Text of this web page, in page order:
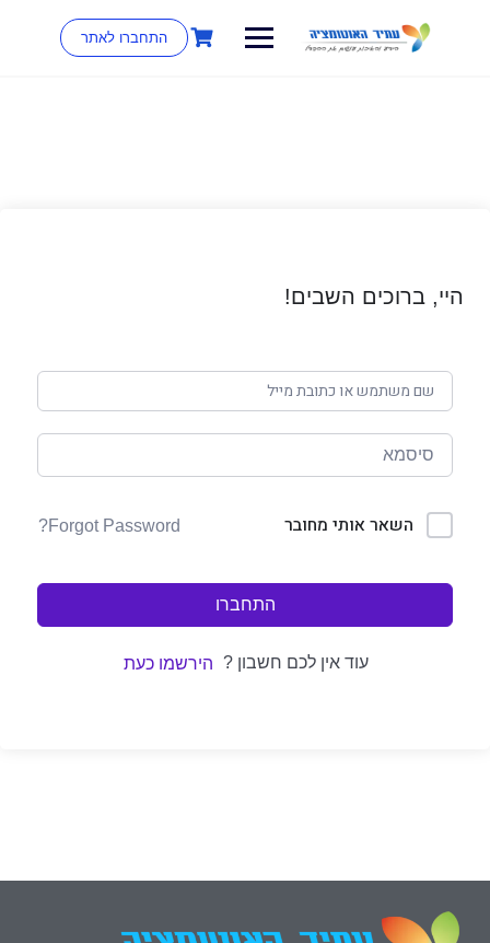
התחברו לאתר
היי, ברוכים השבים!
השאר אותי מחובר Forgot Password?
התחברו
עוד אין לכם חשבון ? הירשמו כעת